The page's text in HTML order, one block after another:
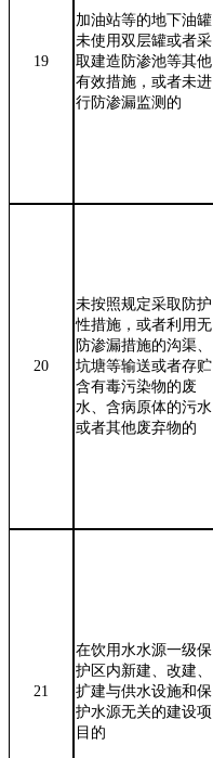
19
加油站等的地下油罐
未使用双层罐或者采
取建造防渗池等其他
有效措施，或者未进
行防渗漏监测的
20
未按照规定采取防护
性措施，或者利用无
防渗漏措施的沟渠、
坑塘等输送或者存贮
含有毒污染物的废
水、含病原体的污水
或者其他废弃物的
21
在饮用水水源一级保
护区内新建、改建、
扩建与供水设施和保
护水源无关的建设项
目的